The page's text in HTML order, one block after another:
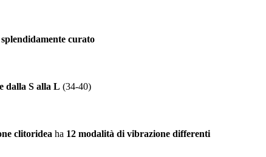
splendidamente curato
dalla S alla L (34-40)
clitoridea ha 12 modalità di vibrazione differenti